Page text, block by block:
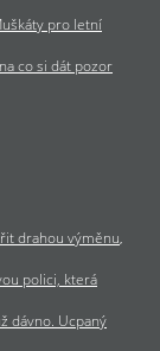
pro letní
co si dát pozor
drahou výměnu
polici, která
dávno. Ucpaný